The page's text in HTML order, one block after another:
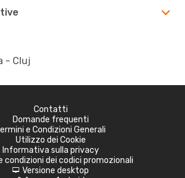
- Cluj
Contatti
Domande frequenti
e Condizioni Generali
Utilizzo dei Cookie
Informativa sulla privacy
condizioni dei codici promozionali
d Versione desktop